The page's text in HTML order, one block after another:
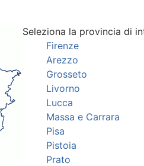
Seleziona la provincia di
Firenze
Arezzo
Grosseto
Livorno
Lucca
Massa e Carrara
Pisa
Pistoia
Prato